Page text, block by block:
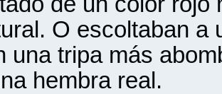
O escoltaban a
una tripa más
hembra real.